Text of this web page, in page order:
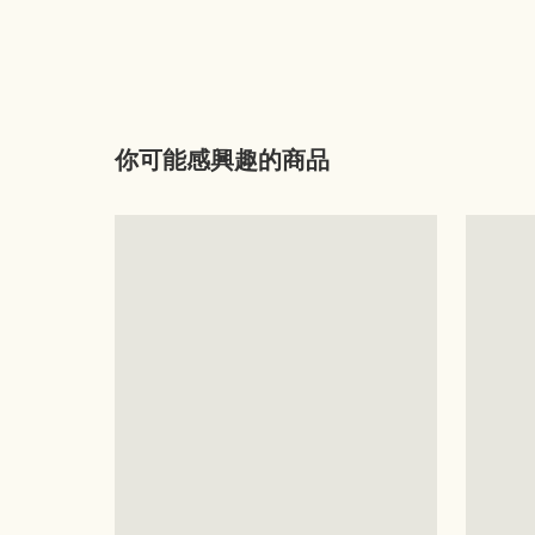
你可能感興趣的商品